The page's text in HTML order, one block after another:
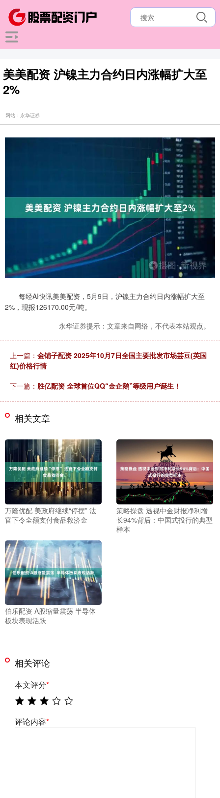
美美配资 沪镍主力合约日内涨幅扩大至
2%
网站：永华证券
每经AI快讯美美配资，5月9日，沪镍主力合约日内涨幅扩大至
2%，现报126170.00元/吨。
永华证券提示：文章来自网络，不代表本站观点。
上一篇： 金铺子配资 2025年10月7日全国主要批发市场芸豆(英国
红)价格行情
下一篇： 胜亿配资 全球首位QQ“金企鹅”等级用户诞生！
相关文章
万隆优配 美政府继续“停摆” 法
官下令全额支付食品救济金
策略操盘 透视中金财报净利增
长94%背后：中国式投行的典型
样本
伯乐配资 A股缩量震荡 半导体
板块表现活跃
相关评论
本文评分*
评论内容*